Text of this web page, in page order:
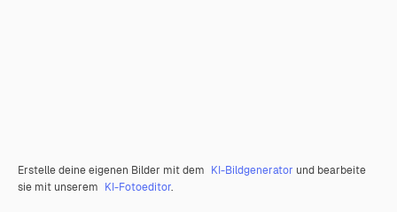
Erstelle deine eigenen Bilder mit dem KI-Bildgenerator und bearbeite
sie mit unserem KI-Fotoeditor.